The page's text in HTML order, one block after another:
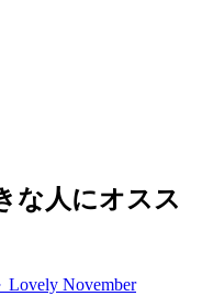
な人にオスス